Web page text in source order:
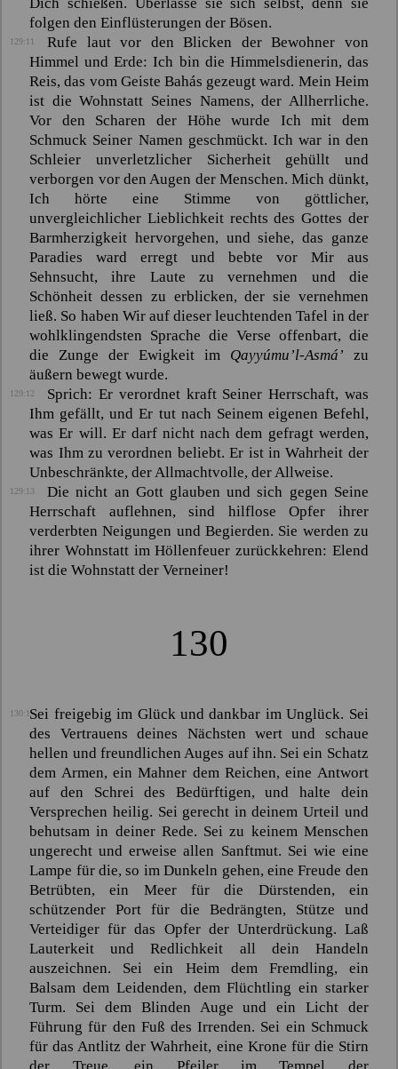
folgen den Einflüsterungen der Bösen.
129:11
Rufe laut vor den Blicken der Bewohner von
Himmel und Erde: Ich bin die Himmelsdienerin, das
Reis, das vom Geiste Bahás gezeugt ward. Mein Heim
ist die Wohnstatt Seines Namens, der Allherrliche.
Vor den Scharen der Höhe wurde Ich mit dem
Schmuck Seiner Namen geschmückt. Ich war in den
Schleier unverletzlicher Sicherheit gehüllt und
verborgen vor den Augen der Menschen. Mich dünkt,
Ich hörte eine Stimme von göttlicher,
unvergleichlicher Lieblichkeit rechts des Gottes der
Barmherzigkeit hervorgehen, und siehe, das ganze
Paradies ward erregt und bebte vor Mir aus
Sehnsucht, ihre Laute zu vernehmen und die
Schönheit dessen zu erblicken, der sie vernehmen
ließ. So haben Wir auf dieser leuchtenden Tafel in der
wohlklingendsten Sprache die Verse offenbart, die
die Zunge der Ewigkeit im Qayyúmu’l-Asmá’ zu
äußern bewegt wurde.
129:12
Sprich: Er verordnet kraft Seiner Herrschaft, was
Ihm gefällt, und Er tut nach Seinem eigenen Befehl,
was Er will. Er darf nicht nach dem gefragt werden,
was Ihm zu verordnen beliebt. Er ist in Wahrheit der
Unbeschränkte, der Allmachtvolle, der Allweise.
129:13
Die nicht an Gott glauben und sich gegen Seine
Herrschaft auflehnen, sind hilflose Opfer ihrer
verderbten Neigungen und Begierden. Sie werden zu
ihrer Wohnstatt im Höllenfeuer zurückkehren: Elend
ist die Wohnstatt der Verneiner!
130
130:1Sei freigebig im Glück und dankbar im Unglück. Sei
des Vertrauens deines Nächsten wert und schaue
hellen und freundlichen Auges auf ihn. Sei ein Schatz
dem Armen, ein Mahner dem Reichen, eine Antwort
auf den Schrei des Bedürftigen, und halte dein
Versprechen heilig. Sei gerecht in deinem Urteil und
behutsam in deiner Rede. Sei zu keinem Menschen
ungerecht und erweise allen Sanftmut. Sei wie eine
Lampe für die, so im Dunkeln gehen, eine Freude den
Betrübten, ein Meer für die Dürstenden, ein
schützender Port für die Bedrängten, Stütze und
Verteidiger für das Opfer der Unterdrückung. Laß
Lauterkeit und Redlichkeit all dein Handeln
auszeichnen. Sei ein Heim dem Fremdling, ein
Balsam dem Leidenden, dem Flüchtling ein starker
Turm. Sei dem Blinden Auge und ein Licht der
Führung für den Fuß des Irrenden. Sei ein Schmuck
für das Antlitz der Wahrheit, eine Krone für die Stirn